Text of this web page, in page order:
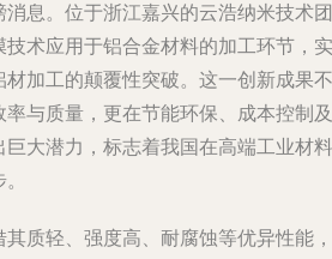
息。位于浙江嘉兴的云浩纳米技术团
术应用于铝合金材料的加工环节，实
加工的颠覆性突破。这一创新成果不
与质量，更在节能环保、成本控制及
大潜力，标志着我国在高端工业材料
质轻、强度高、耐腐蚀等优异性能，